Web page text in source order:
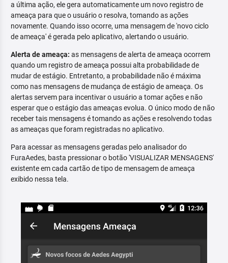
a última ação, ele gera automaticamente um novo registro de
ameaça para que o usuário o resolva, tomando as ações
novamente. Quando isso ocorre, uma mensagem de 'novo ciclo
de ameaça' é gerada pelo aplicativo, alertando o usuário.
Alerta de ameaça: as mensagens de alerta de ameaça ocorrem
quando um registro de ameaça possui alta probabilidade de
mudar de estágio. Entretanto, a probabilidade não é máxima
como nas mensagens de mudança de estágio de ameaça. Os
alertas servem para incentivar o usuário a tomar ações e não
esperar que o estágio das ameaças evolua. O único modo de não
receber tais mensagens é tomando as ações e resolvendo todas
as ameaças que foram registradas no aplicativo.
Para acessar as mensagens geradas pelo analisador do
FuraAedes, basta pressionar o botão 'VISUALIZAR MENSAGENS'
existente em cada cartão de tipo de mensagem de ameaça
exibido nessa tela.